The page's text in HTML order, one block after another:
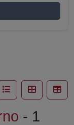
- 1